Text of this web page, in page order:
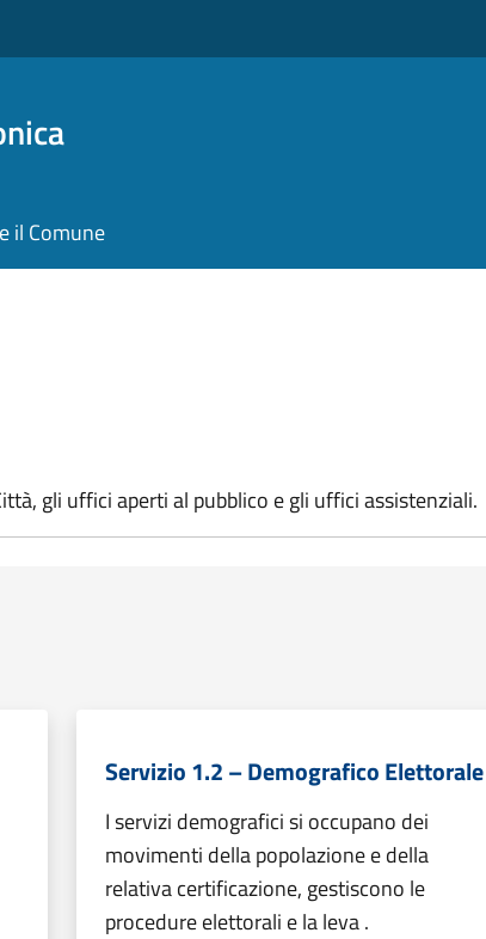
il Comune
gli uffici aperti al pubblico e gli uffici assistenziali.
Servizio 1.2 – Demografico Elettorale
I servizi demografici si occupano dei
movimenti della popolazione e della
relativa certificazione, gestiscono le
procedure elettorali e la leva .